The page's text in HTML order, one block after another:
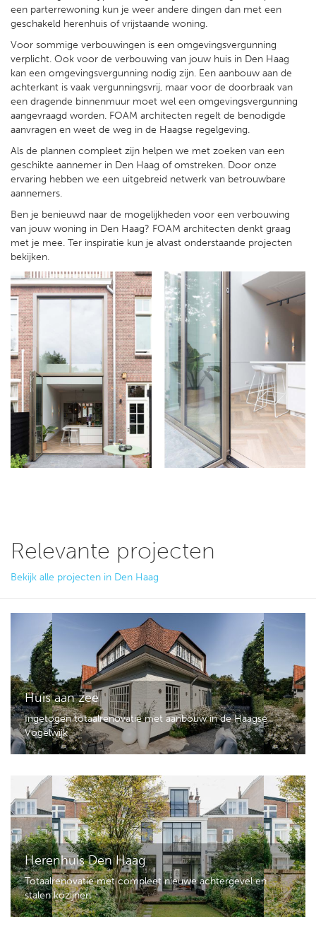
een parterrewoning kun je weer andere dingen dan met een
geschakeld herenhuis of vrijstaande woning.
Voor sommige verbouwingen is een omgevingsvergunning
verplicht. Ook voor de verbouwing van jouw huis in Den Haag
kan een omgevingsvergunning nodig zijn. Een aanbouw aan de
achterkant is vaak vergunningsvrij, maar voor de doorbraak van
een dragende binnenmuur moet wel een omgevingsvergunning
aangevraagd worden. FOAM architecten regelt de benodigde
aanvragen en weet de weg in de Haagse regelgeving.
Als de plannen compleet zijn helpen we met zoeken van een
geschikte aannemer in Den Haag of omstreken. Door onze
ervaring hebben we een uitgebreid netwerk van betrouwbare
aannemers.
Ben je benieuwd naar de mogelijkheden voor een verbouwing
van jouw woning in Den Haag? FOAM architecten denkt graag
met je mee. Ter inspiratie kun je alvast onderstaande projecten
bekijken.
Relevante projecten
Bekijk alle projecten in Den Haag
Huis aan zee
Ingetogen totaalrenovatie met aanbouw in de Haagse
Vogelwijk
Herenhuis Den Haag
Totaalrenovatie met compleet nieuwe achtergevel en
stalen kozijnen